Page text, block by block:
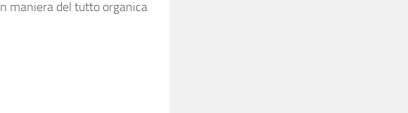
maniera del tutto organica